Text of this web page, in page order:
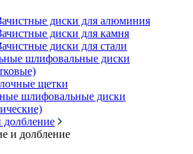
диски для алюминия
диски для камня
диски для стали
шлифовальные диски
щетки
шлифовальные диски
долбление
и долбление